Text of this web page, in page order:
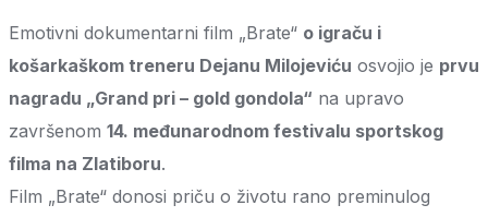
Emotivni dokumentarni film „Brate“ o igraču i
košarkaškom treneru Dejanu Milojeviću osvojio je prvu
nagradu „Grand pri – gold gondola“ na upravo
završenom 14. međunarodnom festivalu sportskog
filma na Zlatiboru.
Film „Brate“ donosi priču o životu rano preminulog